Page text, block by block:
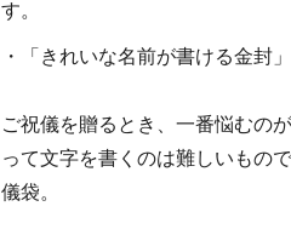
す。
・「きれいな名前が書ける金封」
ご祝儀を贈るとき、一番悩むの
って文字を書くのは難しいもの
儀袋。